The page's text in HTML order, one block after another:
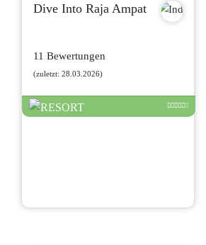
Dive Into Raja Ampat
11 Bewertungen
(zuletzt: 28.03.2026)